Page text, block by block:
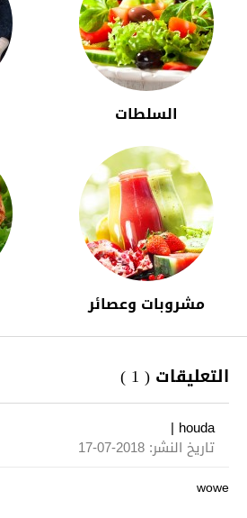
السلطات
مشروبات وعصائر
التعليقات ( 1 )
houda
|
تاريخ النشر: 2018-07-17
wowe